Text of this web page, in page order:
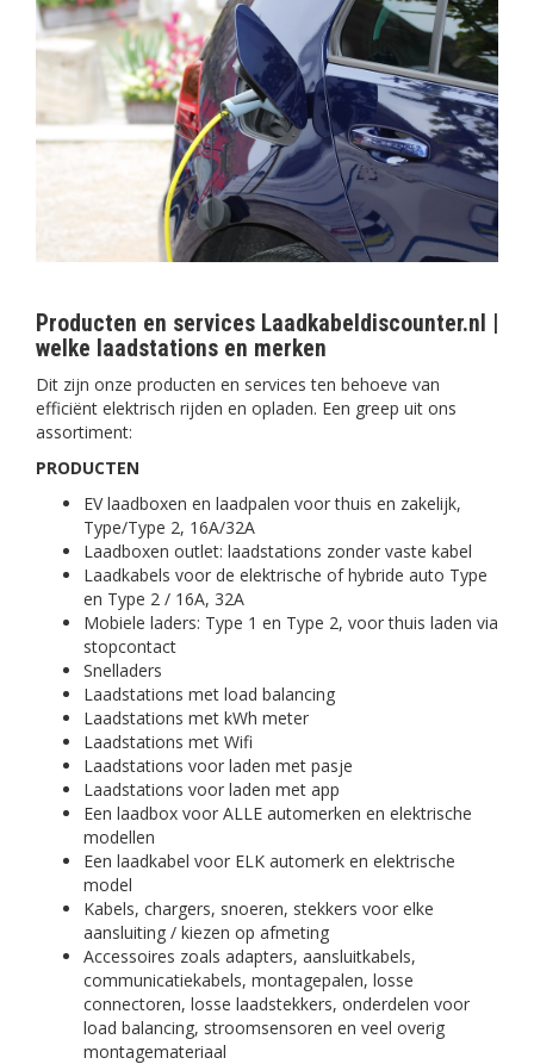
Producten en services Laadkabeldiscounter.nl |
welke laadstations en merken
Dit zijn onze producten en services ten behoeve van
efficiënt elektrisch rijden en opladen. Een greep uit ons
assortiment:
PRODUCTEN
EV laadboxen en laadpalen voor thuis en zakelijk,
Type/Type 2, 16A/32A
Laadboxen outlet: laadstations zonder vaste kabel
Laadkabels voor de elektrische of hybride auto Type
en Type 2 / 16A, 32A
Mobiele laders: Type 1 en Type 2, voor thuis laden via
stopcontact
Snelladers
Laadstations met load balancing
Laadstations met kWh meter
Laadstations met Wifi
Laadstations voor laden met pasje
Laadstations voor laden met app
Een laadbox voor ALLE automerken en elektrische
modellen
Een laadkabel voor ELK automerk en elektrische
model
Kabels, chargers, snoeren, stekkers voor elke
aansluiting / kiezen op afmeting
Accessoires zoals adapters, aansluitkabels,
communicatiekabels, montagepalen, losse
connectoren, losse laadstekkers, onderdelen voor
load balancing, stroomsensoren en veel overig
montagemateriaal